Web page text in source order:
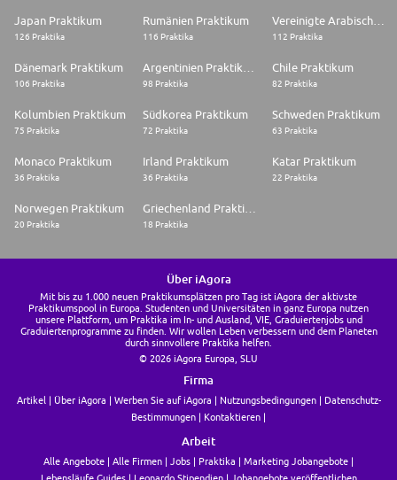
Japan Praktikum
126 Praktika
Rumänien Praktikum
116 Praktika
Vereinigte Arabische Emirate Praktikum
112 Praktika
Dänemark Praktikum
106 Praktika 98 Praktika
Chile Praktikum
82 Praktika
Kolumbien Praktikum
75 Praktika
Südkorea Praktikum
72 Praktika
Schweden Praktikum
63 Praktika
Monaco Praktikum
36 Praktika
Irland Praktikum
36 Praktika
Katar Praktikum
22 Praktika
Norwegen Praktikum
20 Praktika 18 Praktika
Über iAgora
Mit bis zu 1.000 neuen Praktikumsplätzen pro Tag ist iAgora der aktivste
Praktikumspool in Europa. Studenten und Universitäten in ganz Europa nutzen
unsere Plattform, um Praktika im In- und Ausland, VIE, Graduiertenjobs und
Graduiertenprogramme zu finden. Wir wollen Leben verbessern und dem Planeten
durch sinnvollere Praktika helfen.
© 2026 iAgora Europa, SLU
Firma
Artikel Über iAgora Werben Sie auf iAgora Nutzungsbedingungen
Datenschutz-
Bestimmungen
Kontaktieren
Arbeit
Alle Angebote Alle Firmen Jobs Praktika
Marketing Jobangebote